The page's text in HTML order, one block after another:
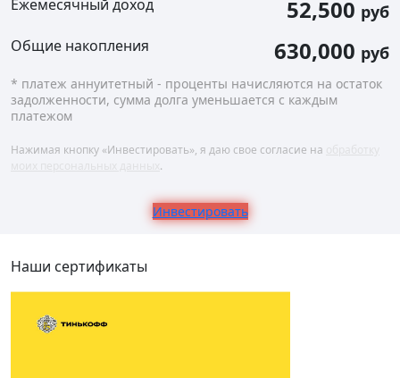
Ежемесячный доход 52,500 руб
Общие накопления 630,000 руб
* платеж аннуитетный - проценты начисляются на остаток
задолженности, сумма долга уменьшается с каждым
платежом
Нажимая кнопку «Инвестировать», я даю свое согласие на
.
Инвестировать
Наши сертификаты